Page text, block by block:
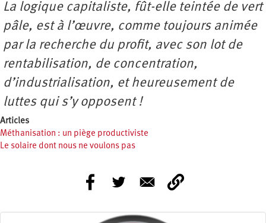
La logique capitaliste, fût-elle teintée de vert
pâle, est à l’œuvre, comme toujours animée
par la recherche du profit, avec son lot de
rentabilisation, de concentration,
d’industrialisation, et heureusement de
luttes qui s’y opposent !
Articles
Méthanisation : un piège productiviste
Le solaire dont nous ne voulons pas